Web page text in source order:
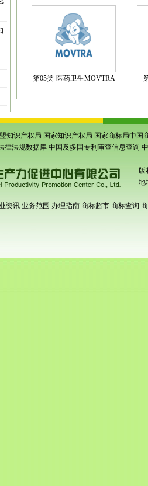
第05类-医药卫生MOVTRA
知识产权局 国家知识产权局 国家商标局中国
律法规数据库 中国及多国专利审查信息查询
版
地
资讯 业务范围 办理指南 商标超市 商标查询